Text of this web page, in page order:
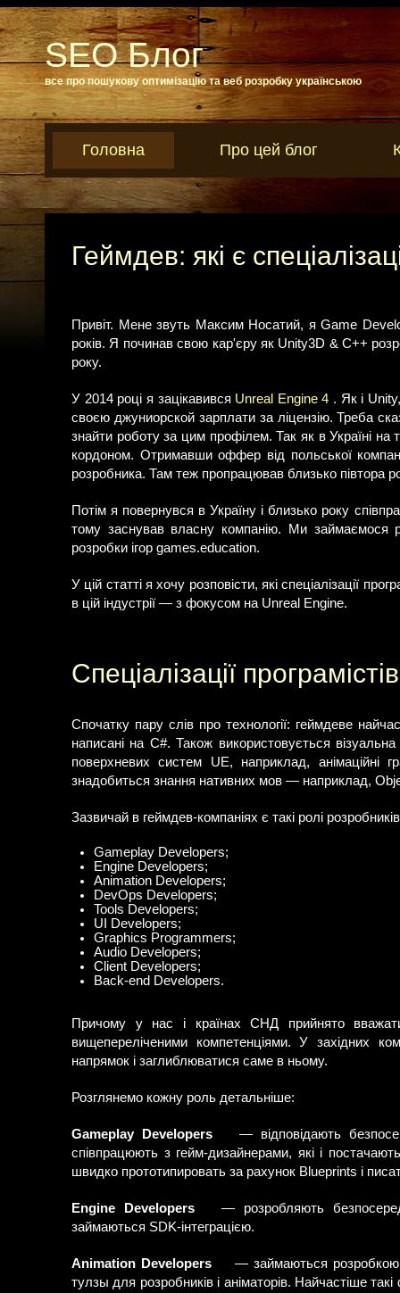
SEO Блог
все про пошукову оптимізацію та веб розробку українською
Головна Про цей блог
Геймдев: які є
Привіт. Мене звуть Максим Носатий, я Game
років. Я починав свою кар'єру як Unity3D & C++
року.
У 2014 році я зацікавився Unreal Engine 4 . Як і
своєю джуниорской зарплати за ліцензію. Треба
знайти роботу за цим профілем. Так як в Україні на
кордоном. Отримавши оффер від польської
розробника. Там теж пропрацював близько півтора
Потім я повернувся в Україну і близько року
тому заснував власну компанію. Ми займаємося
розробки ігор games.education.
У цій статті я хочу розповісти, які спеціалізації
в цій індустрії — з фокусом на Unreal Engine.
Спеціалізації
Спочатку пару слів про технології: геймдеве
написані на C#. Також використовується
поверхневих систем UE, наприклад, анімаційні
знадобиться знання нативних мов — наприклад,
Зазвичай в геймдев-компаніях є такі ролі
Gameplay Developers;
Engine Developers;
Animation Developers;
DevOps Developers;
Tools Developers;
UI Developers;
Graphics Programmers;
Audio Developers;
Client Developers;
Back-end Developers.
Причому у нас і країнах СНД прийнято
вищепереліченими компетенціями. У західних
напрямок і заглиблюватися саме в ньому.
Розглянемо кожну роль детальніше:
Gameplay Developers
— відповідають
співпрацюють з гейм-дизайнерами, які і
швидко прототипировать за рахунок Blueprints і
Engine Developers
— розробляють
займаються SDK-інтеграцією.
Animation Developers
— займаються розробкою
тулзы для розробників і аніматорів. Найчастіше